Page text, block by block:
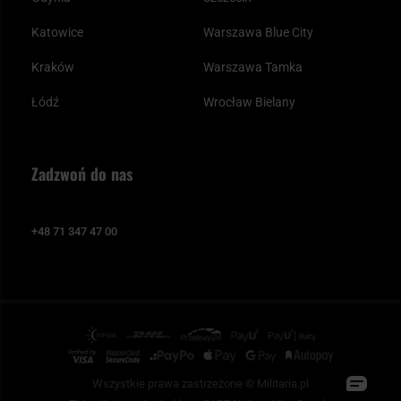
Katowice
Kraków
Łódź
Warszawa Blue City
Warszawa Tamka
Wrocław Bielany
Zadzwoń do nas
+48 71 347 47 00
Wszystkie prawa zastrzeżone © Militaria.pl